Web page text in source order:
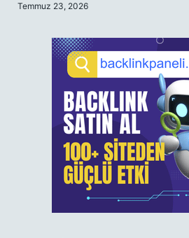
Temmuz 23, 2026